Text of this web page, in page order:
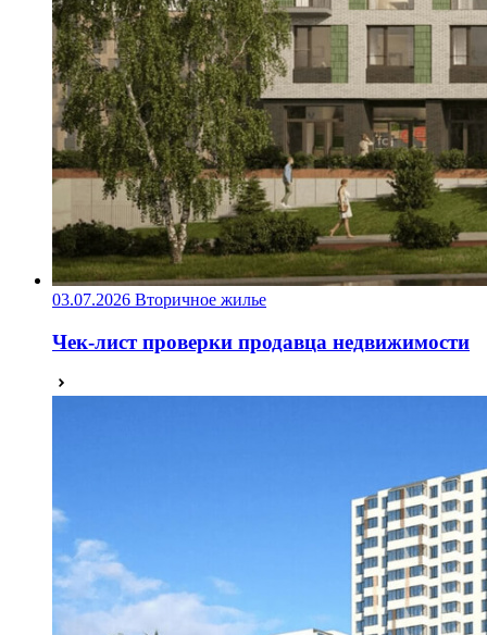
03.07.2026 Вторичное жилье
Чек-лист проверки продавца недвижимости